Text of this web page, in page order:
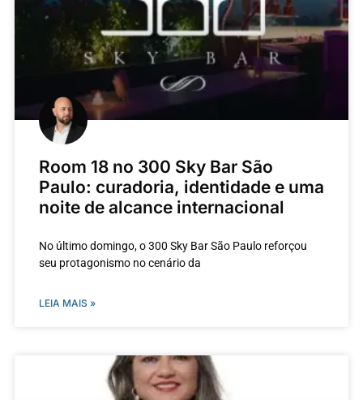
Room 18 no 300 Sky Bar São
Paulo: curadoria, identidade e uma
noite de alcance internacional
No último domingo, o 300 Sky Bar São Paulo reforçou
seu protagonismo no cenário da
LEIA MAIS »